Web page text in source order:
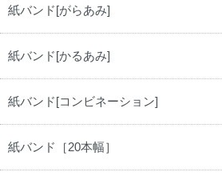
紙バンド[がらあみ]
紙バンド[かるあみ]
紙バンド[コンビネーション]
紙バンド［20本幅］